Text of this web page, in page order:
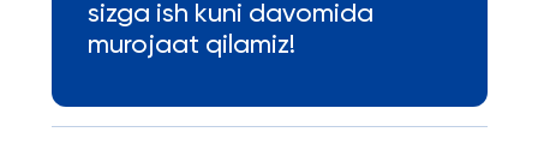
sizga ish kuni davomida
murojaat qilamiz!